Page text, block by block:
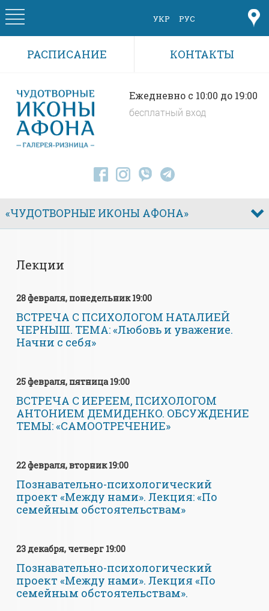
Skip to main content
УКР РУС
РАСПИСАНИЕ КОНТАКТЫ
Ежедневно c 10:00 до 19:00
бесплатный вход
«ЧУДОТВОРНЫЕ ИКОНЫ АФОНА»
Лекции
ВСТРЕЧА С ПСИХОЛОГОМ НАТАЛИЕЙ
ЧЕРНЫШ. ТЕМА: «Любовь и уважение.
Начни с себя»
28 февраля, понедельник 19:00
ВСТРЕЧА С ИЕРЕЕМ, ПСИХОЛОГОМ
АНТОНИЕМ ДЕМИДЕНКО. ОБСУЖДЕНИЕ
ТЕМЫ: «САМООТРЕЧЕНИЕ»
25 февраля, пятница 19:00
Познавательно-психологический
проект «Между нами». Лекция: «По
семейным обстоятельствам»
22 февраля, вторник 19:00
Познавательно-психологический
проект «Между нами». Лекция «По
семейным обстоятельствам».
23 декабря, четверг 19:00
Pages